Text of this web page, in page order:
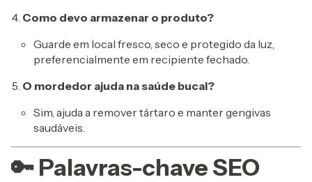
Como devo armazenar o produto?
Guarde em local fresco, seco e protegido da luz,
preferencialmente em recipiente fechado.
O mordedor ajuda na saúde bucal?
Sim, ajuda a remover tártaro e manter gengivas
saudáveis.
🔑 Palavras-chave SEO